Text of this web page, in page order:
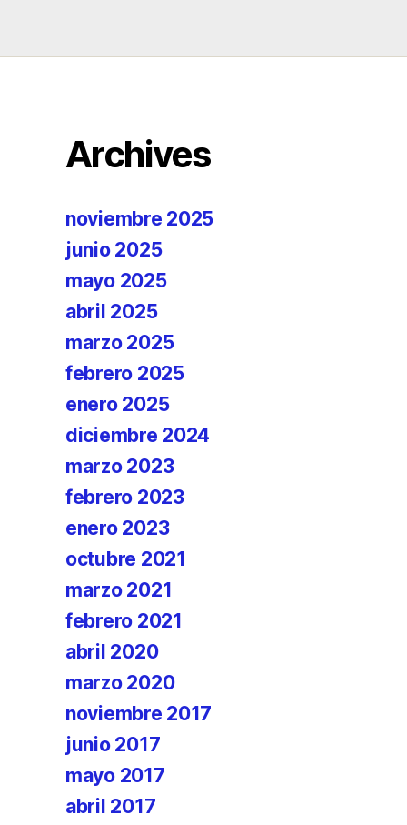
Archives
noviembre 2025
junio 2025
mayo 2025
abril 2025
marzo 2025
febrero 2025
enero 2025
diciembre 2024
marzo 2023
febrero 2023
enero 2023
octubre 2021
marzo 2021
febrero 2021
abril 2020
marzo 2020
noviembre 2017
junio 2017
mayo 2017
abril 2017